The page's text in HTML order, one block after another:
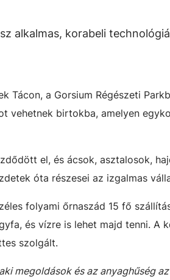
alkalmas, korabeli
Tácon, a Gorsium Régészeti
vehetnek birtokba, amelyen
el, és ácsok, asztalosok,
óta részesei az izgalmas
folyami őrnaszád 15 fő
és vízre is lehet majd tenni. A
szolgált.
megoldások és az anyaghűség